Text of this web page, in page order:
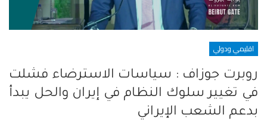
اقليمي ودولي
روبرت جوزاف : سياسات الاسترضاء فشلت
في تغيير سلوك النظام في إيران والحل يبدأ
بدعم الشعب الإيراني